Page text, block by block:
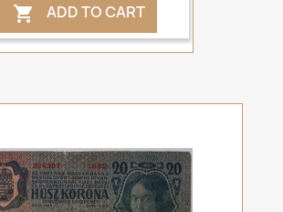
 ADD TO CART